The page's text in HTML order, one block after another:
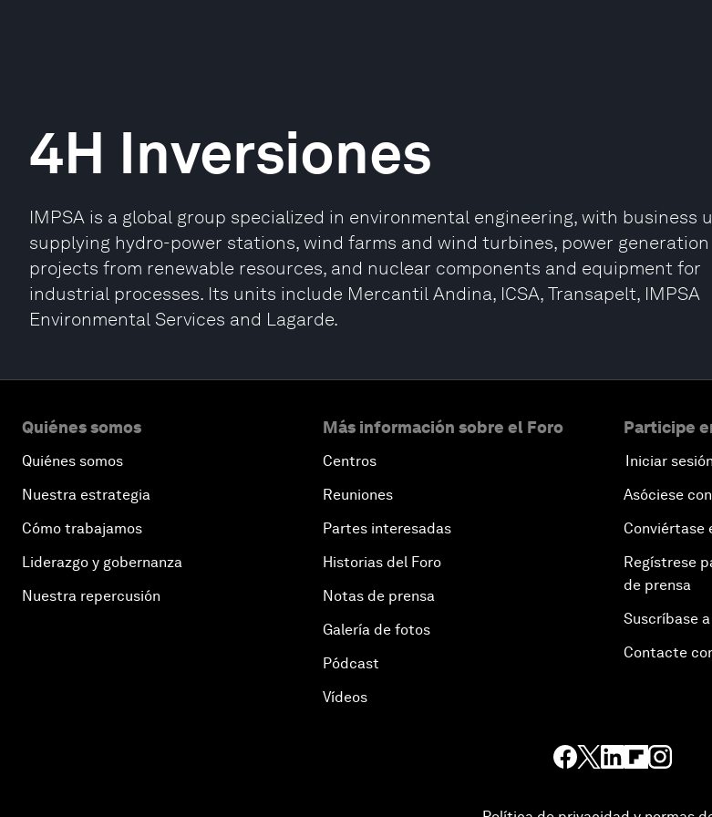
4H Inversiones
IMPSA is a global group specialized in environmental engineering, with business
supplying hydro-power stations, wind farms and wind turbines, power generation
projects from renewable resources, and nuclear components and equipment for
industrial processes. Its units include Mercantil Andina, ICSA, Transapelt, IMPSA
Environmental Services and Lagarde.
Quiénes somos
Quiénes somos
Nuestra estrategia
Cómo trabajamos
Liderazgo y gobernanza
Nuestra repercusión
Más información sobre el Foro
Centros
Reuniones
Partes interesadas
Historias del Foro
Notas de prensa
Galería de fotos
Pódcast
Vídeos
Participe
Iniciar sesión
Asóciese
Conviértase
Regístrese
de prensa
Suscríbase
Contacte